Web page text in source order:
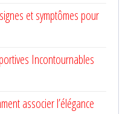
et symptômes pour
Incontournables
associer l’élégance